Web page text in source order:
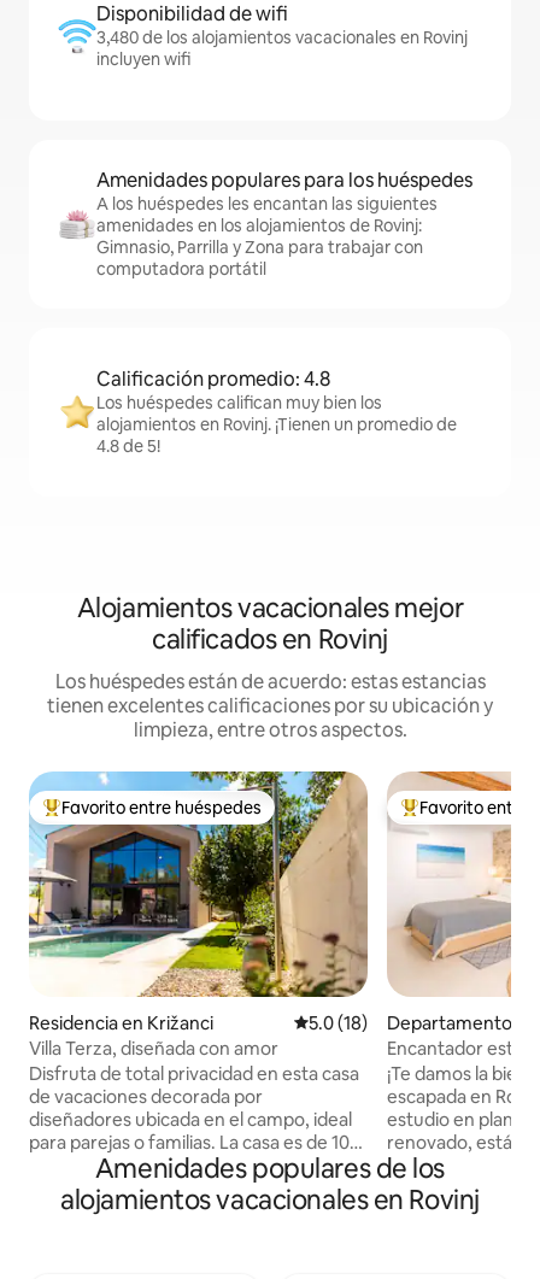
Disponibilidad de wifi
3,480 de los alojamientos vacacionales en Rovinj
incluyen wifi
Amenidades populares para los huéspedes
A los huéspedes les encantan las siguientes
amenidades en los alojamientos de Rovinj:
Gimnasio, Parrilla y Zona para trabajar con
computadora portátil
Calificación promedio: 4.8
Los huéspedes califican muy bien los
alojamientos en Rovinj. ¡Tienen un promedio de
4.8 de 5!
Alojamientos vacacionales mejor
calificados en Rovinj
Los huéspedes están de acuerdo: estas estancias
tienen excelentes calificaciones por su ubicación y
limpieza, entre otros aspectos.
De los mejores en Favorito entre huéspedes
Favorito entre huéspedes
Residencia en Križanci Calificación promedio: 5.0 de
5.0 (18)
Villa Terza, diseñada con amor
Disfruta de total privacidad en esta casa
de vacaciones decorada por
diseñadores ubicada en el campo, ideal
para parejas o familias. La casa es de 109
m2 en una parcela de 750 m2. La casa
ofrece dos cómodos dormitorios con
baño, una sala de estar, una cocina
De los mejores
Favorito entre
Departamento en
Encantador
el centro de la
¡Te damos la
escapada en
estudio en planta
renovado, está
piedra de más de
antigüedad,
restaurada para
Amenidades populares de los
alojamientos vacacionales en Rovinj